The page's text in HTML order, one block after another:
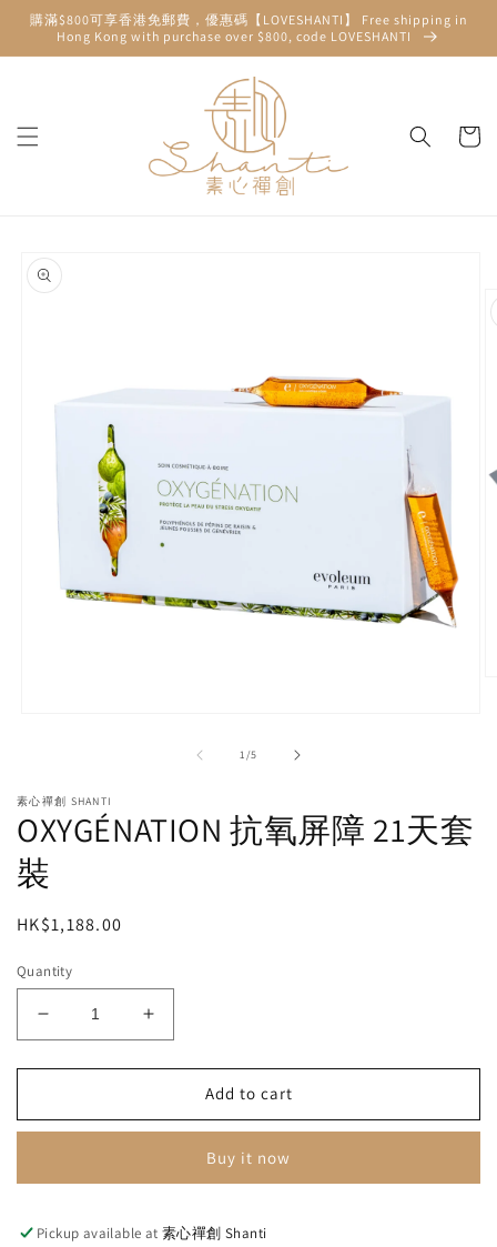
Skip to
content
購滿$800可享香港免郵費，優惠碼【LOVESHANTI】 Free shipping in
Hong Kong with purchase over $800, code LOVESHANTI
Cart
product
information
1/of
5
素心禪創 SHANTI
OXYGÉNATION 抗氧屏障 21天套
裝
Regular
HK$1,188.00
Quantity
Decrease
quantity
for
抗
21
Increase
quantity
for
OXYGÉNATION
抗
21
Add to cart
Buy it now
Pickup available at素心禪創 Shanti